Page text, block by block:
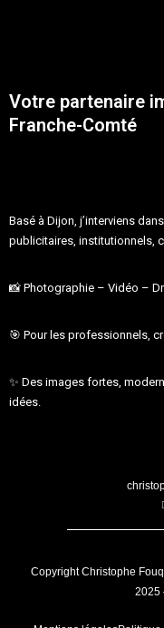
Votre partenaire
Franche-Comté
Basé à Dijon, j’interviens
publicitaires, institutionnels,
📸 Photographie – Vidéo –
🎯 Pour les professionnels,
✨ Des images fortes,
idées.
Copyright Christophe
2025